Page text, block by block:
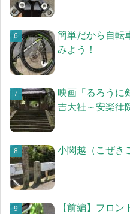
簡単だから自転
みよう！
映画「るろうに
吉大社～安楽律
小関越（こぜき
【前編】フロ